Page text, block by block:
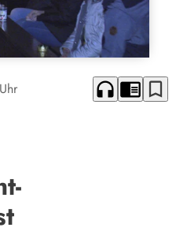
headphones chrome_reader_mode bookmark_border